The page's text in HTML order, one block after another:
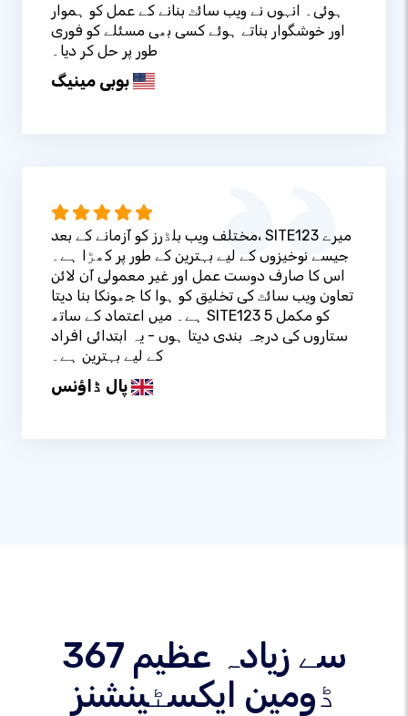
ہوئی۔ انہوں نے ویب سائٹ بنانے کے عمل کو ہموار
اور خوشگوار بناتے ہوئے کسی بھی مسئلے کو فوری
طور پر حل کر دیا۔
بوبی مینیگ
مختلف ویب بلڈرز کو آزمانے کے بعد، SITE123 میرے
جیسے نوخیزوں کے لیے بہترین کے طور پر کھڑا ہے۔
اس کا صارف دوست عمل اور غیر معمولی آن لائن
تعاون ویب سائٹ کی تخلیق کو ہوا کا جھونکا بنا دیتا
ہے۔ میں اعتماد کے ساتھ SITE123 کو مکمل 5
ستاروں کی درجہ بندی دیتا ہوں - یہ ابتدائی افراد
کے لیے بہترین ہے۔
پال ڈاؤنس
367 سے زیادہ عظیم
ڈومین ایکسٹینشنز